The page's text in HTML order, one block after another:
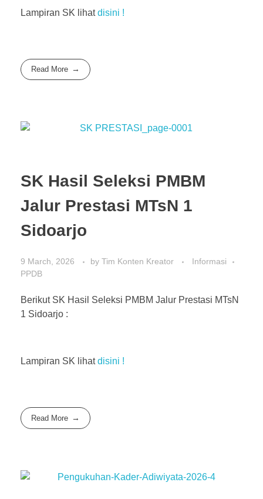
Lampiran SK lihatdisini !
Read More
SK Hasil Seleksi PMBM
Jalur Prestasi MTsN 1
Sidoarjo
9 March, 2026 by Tim Konten Kreator
Informasi
PPDB
Berikut SK Hasil Seleksi PMBM Jalur Prestasi MTsN
1 Sidoarjo :
Lampiran SK lihatdisini !
Read More